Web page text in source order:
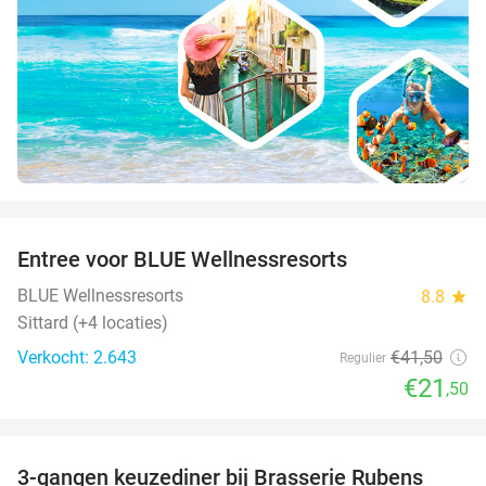
Entree voor BLUE Wellnessresorts
BLUE Wellnessresorts 8.8 star
Sittard (+4 locaties)
Verkocht: 2.643
Regulier €41,50
€21 ,50
3-gangen keuzediner bij Brasserie Rubens